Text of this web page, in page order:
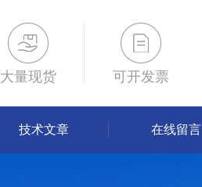
大量现货 可开发票
技术文章 在线留言